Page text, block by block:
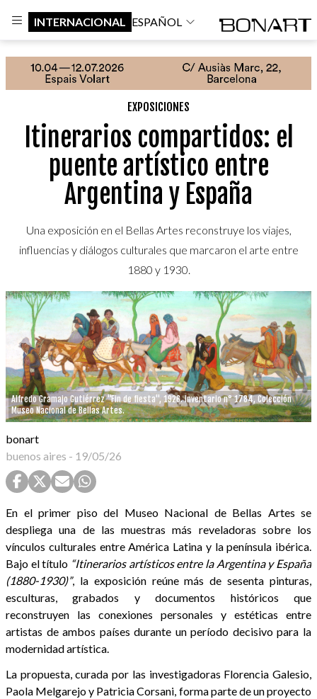
INTERNACIONAL ESPAÑOL
EXPOSICIONES
Itinerarios compartidos: el
puente artístico entre
Argentina y España
Una exposición en el Bellas Artes reconstruye los viajes,
influencias y diálogos culturales que marcaron el arte entre
1880 y 1930.
Alfredo Gramajo Gutiérrez "Fin de fiesta", 1926. Inventario n° 1784, Colección
Museo Nacional de Bellas Artes.
bonart
buenos aires - 19/05/26
En el primer piso del Museo Nacional de Bellas Artes se
despliega una de las muestras más reveladoras sobre los
vínculos culturales entre América Latina y la península ibérica.
Bajo el título “Itinerarios artísticos entre la Argentina y España
(1880-1930)”, la exposición reúne más de sesenta pinturas,
esculturas, grabados y documentos históricos que
reconstruyen las conexiones personales y estéticas entre
artistas de ambos países durante un período decisivo para la
modernidad artística.
La propuesta, curada por las investigadoras Florencia Galesio,
Paola Melgarejo y Patricia Corsani, forma parte de un proyecto